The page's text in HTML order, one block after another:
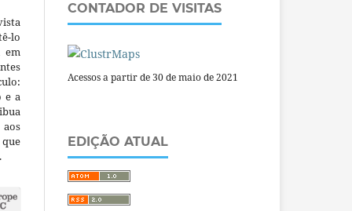
lo
em
e a
CONTADOR DE VISITAS
Acessos a partir de 30 de maio de 2021
EDIÇÃO ATUAL